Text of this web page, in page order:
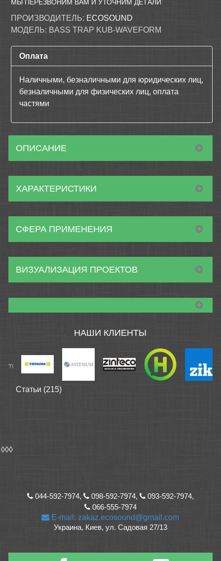
МЫ ПЕРЕЗВОНИМ ВАМ И УТОЧНИМ ДЕТАЛИ
ПРОИЗВОДИТЕЛЬ: ECOSOUND
МОДЕЛЬ: BASS TRAP KUB-WAVEFORM
Оплата
Наличными, безналичными для юридических лиц,
безналичными для физических лиц, оплата
частями
ОПИСАНИЕ
ХАРАКТЕРИСТИКИ
СФЕРА ПРИМЕНЕНИЯ
ВИЗУАЛИЗАЦИЯ ПРОЕКТОВ
НАШИ КЛИЕНТЫ
Статьи (215)
◊◊◊
044-592-7974, 098-592-7974,
093-592-7974,
066-555-7974
E-mail: zakaz.ecosound@gmail.com
Украина, Киев, ул. Садовая 27/13